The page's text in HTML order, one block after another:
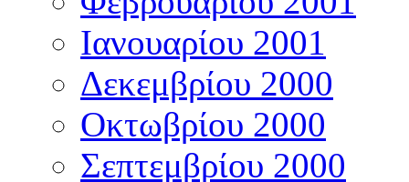
Ιανουαρίου 2001
Δεκεμβρίου 2000
Οκτωβρίου 2000
Σεπτεμβρίου 2000